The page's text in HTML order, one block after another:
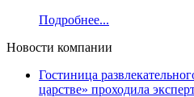
Подробнее...
Новости компании
Гостиница
царстве» проходила